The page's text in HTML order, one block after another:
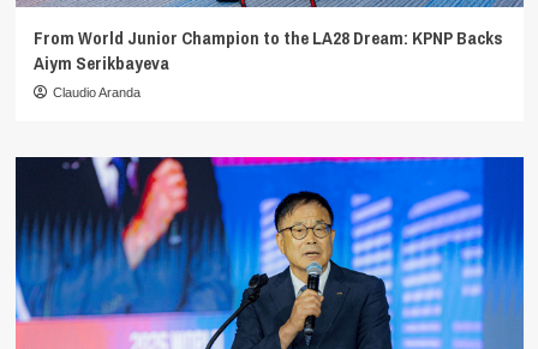
From World Junior Champion to the LA28 Dream: KPNP Backs
Aiym Serikbayeva
Claudio Aranda